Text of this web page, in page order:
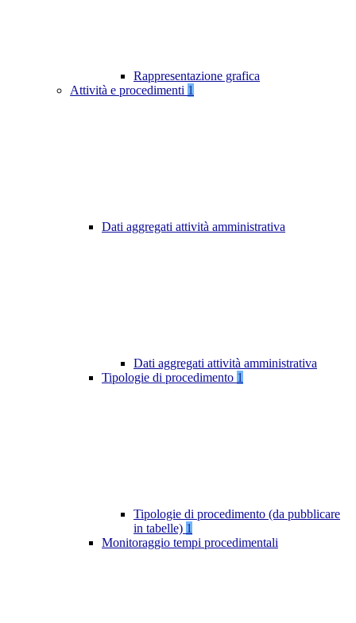
Rappresentazione grafica
Attività e procedimenti 1
Dati aggregati attività amministrativa
Dati aggregati attività amministrativa
Tipologie di procedimento 1
Tipologie di procedimento (da pubblicare
in tabelle) 1
Monitoraggio tempi procedimentali